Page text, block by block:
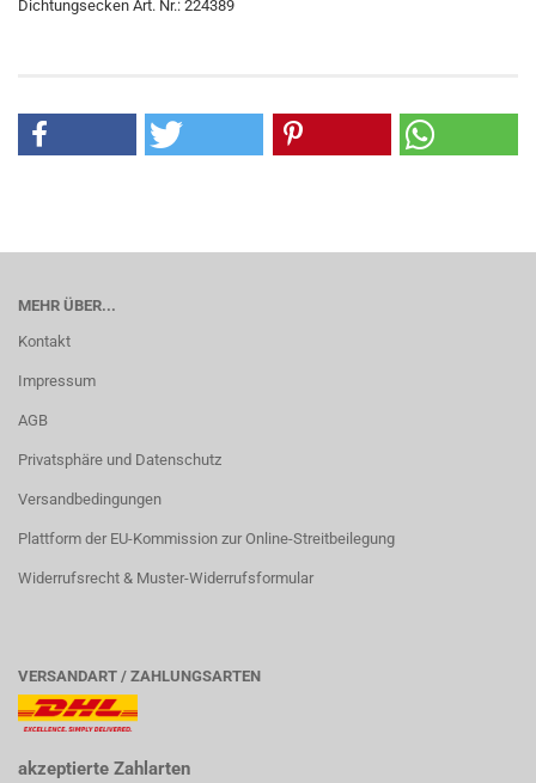
Dichtungsecken Art. Nr.: 224389
MEHR ÜBER...
Kontakt
Impressum
AGB
Privatsphäre und Datenschutz
Versandbedingungen
Plattform der EU-Kommission zur Online-Streitbeilegung
Widerrufsrecht & Muster-Widerrufsformular
VERSANDART / ZAHLUNGSARTEN
akzeptierte Zahlarten